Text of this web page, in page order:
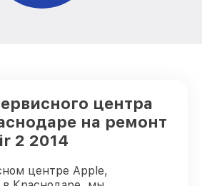
центра
на ремонт
2 2014
центре Apple,